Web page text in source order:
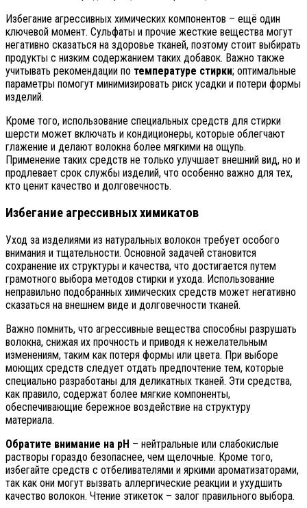
Избегание агрессивных химических компонентов – ещё один
ключевой момент. Сульфаты и прочие жесткие вещества могут
негативно сказаться на здоровье тканей, поэтому стоит выбирать
продукты с низким содержанием таких добавок. Важно также
учитывать рекомендации по температуре стирки; оптимальные
параметры помогут минимизировать риск усадки и потери формы
изделий.
Кроме того, использование специальных средств для стирки
шерсти может включать и кондиционеры, которые облегчают
глажение и делают волокна более мягкими на ощупь.
Применение таких средств не только улучшает внешний вид, но и
продлевает срок службы изделий, что особенно важно для тех,
кто ценит качество и долговечность.
Избегание агрессивных химикатов
Уход за изделиями из натуральных волокон требует особого
внимания и тщательности. Основной задачей становится
сохранение их структуры и качества, что достигается путем
грамотного выбора методов стирки и ухода. Использование
неправильно подобранных химических средств может негативно
сказаться на внешнем виде и долговечности тканей.
Важно помнить, что агрессивные вещества способны разрушать
волокна, снижая их прочность и приводя к нежелательным
изменениям, таким как потеря формы или цвета. При выборе
моющих средств следует отдать предпочтение тем, которые
специально разработаны для деликатных тканей. Эти средства,
как правило, содержат более мягкие компоненты,
обеспечивающие бережное воздействие на структуру
материала.
Обратите внимание на pH – нейтральные или слабокислые
растворы гораздо безопаснее, чем щелочные. Кроме того,
избегайте средств с отбеливателями и яркими ароматизаторами,
так как они могут вызвать аллергические реакции и ухудшить
качество волокон. Чтение этикеток – залог правильного выбора.